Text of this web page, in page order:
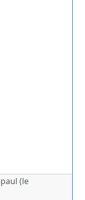
(le